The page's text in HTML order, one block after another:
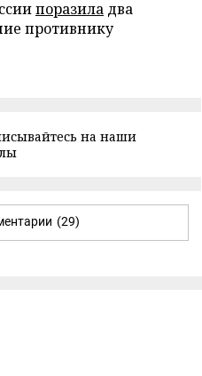
поразила два
противнику
на наши
(29)